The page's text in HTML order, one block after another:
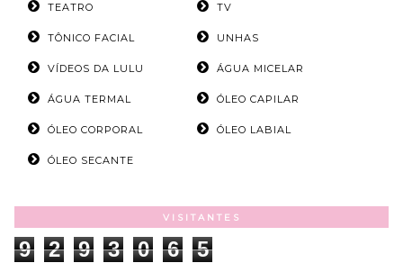
TEATRO TV
TÔNICO FACIAL UNHAS
VÍDEOS DA LULU ÁGUA MICELAR
ÁGUA TERMAL ÓLEO CAPILAR
ÓLEO CORPORAL ÓLEO LABIAL
ÓLEO SECANTE
VISITANTES
9 2 9 3 0 6 5